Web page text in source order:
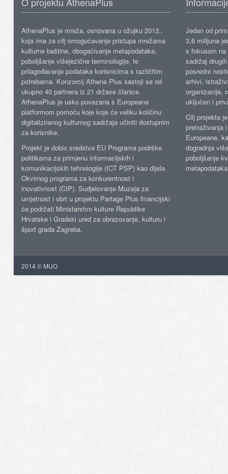
AthenaPlus je mreža, osnovana u ožujku 2013.,
koja ima za cilj omogućavanje pristupa mrežama
kulturne baštine, obogaćivanje metapodataka,
poboljšanje višejezične terminologije, te
prilagođavanje podataka korisnicima s različitim
potrebama. Konzorcij Athene Plus sastoji se od
ukupno 40 partnera iz 21 države članice.
AthenaPlus je usko povezana s Europeana
platformom pomoću koje koje će veliku količinu
digitaliziranog kulturnog sadržaja učiniti dostupnim
za korisnike.
Projekt je dobio sredstva EU Programa podrške
politikama za primjenu informacijskih i
komunikacijskih tehnologije (ICT PSP) kao dijela
Okvirnog programa za konkurentnost i
inovativnost (CIP). Sudjelovanje Muzeja za
umjetnost i obrt u projektu Partage Plus financijski
će podržati Ministarstvo kulture Republike
Hrvatske i Gradski ured za obrazovanje, kulturu i
šport grada Zagreba.
Jedan od
3,6 milijuna
s fokusom
sadržaj
posredni
arhivi,
organizacije,
uključen i
Cilj projekta
pretraživanja
Europeane,
dogradnja
poboljšanje
2014 © MUO